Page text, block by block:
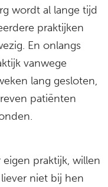
wordt al lange tijd
praktijken
En onlangs
vanwege
lang gesloten,
patiënten
praktijk, willen
niet bij hen